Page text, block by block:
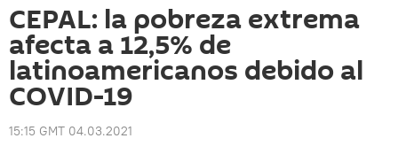
CEPAL: la pobreza extrema
afecta a 12,5% de
latinoamericanos debido al
COVID-19
15:15 GMT 04.03.2021